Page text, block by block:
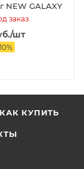
NEW GALAXY
заказ
/шт
10%
КАК КУПИТЬ